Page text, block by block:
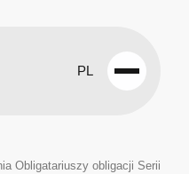
PL
Open
Obligatariuszy obligacji Serii